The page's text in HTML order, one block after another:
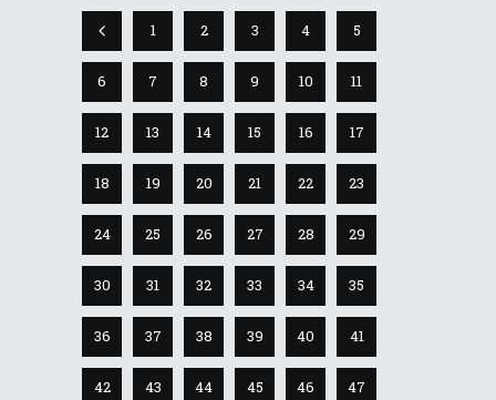
1 2 3 4 5
6 7 8 9 10 11
12 13 14 15 16 17
18 19 20 21 22 23
24 25 26 27 28 29
30 31 32 33 34 35
36 37 38 39 40 41
42 43 44 45 46 47